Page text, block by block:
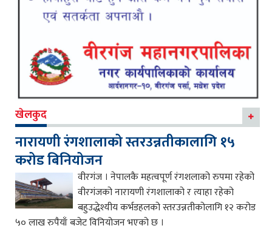
खेलकुद
नारायणी रंगशालाको स्तरउन्नतीकालागि १५
करोड बिनियोजन
वीरगंज । नेपालकै महत्वपूर्ण रंगशलाको रुपमा रहेको
वीरगंजको नारायणी रंगशालाको र त्याहा रहेको
बहुउद्धेश्यीय कर्भडहलको स्तरउन्नतीकोलागि १२ करोड
५० लाख रुपैयाँ बजेट विनियोजन भएको छ ।